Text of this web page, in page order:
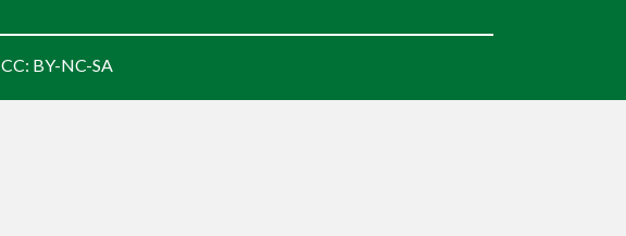
CC: BY-NC-SA